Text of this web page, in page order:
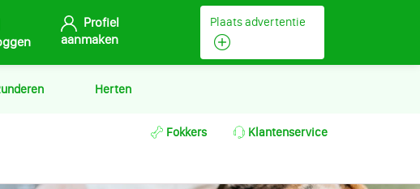
Profiel
aanmaken
Plaats advertentie
Herten
Fokkers Klantenservice